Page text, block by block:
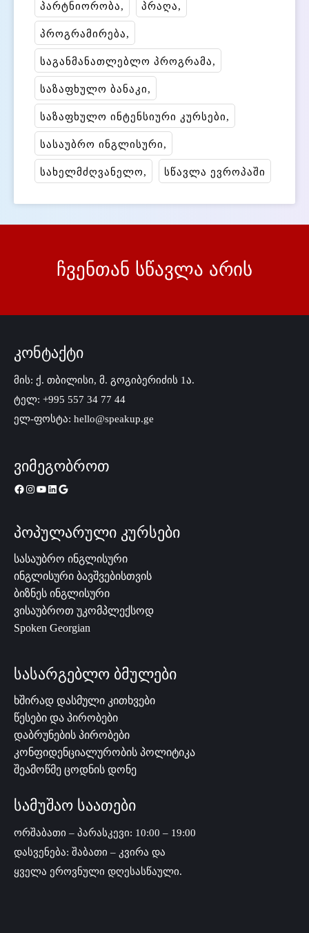
პარტნიორობა პრაღა
პროგრამირება
საგანმანათლებლო პროგრამა
საზაფხულო ბანაკი
საზაფხულო ინტენსიური კურსები
სასაუბრო ინგლისური
სახელმძღვანელო სწავლა ევროპაში
ჩვენთან სწავლა არის
კონტაქტი
მის: ქ. თბილისი, მ. გოგიბერიძის 1ა.
ტელ: +995 557 34 77 44
ელ-ფოსტა: hello@speakup.ge
ვიმეგობროთ
პოპულარული კურსები
სასაუბრო ინგლისური
ინგლისური ბავშვებისთვის
ბიზნეს ინგლისური
ვისაუბროთ უკომპლექსოდ
Spoken Georgian
სასარგებლო ბმულები
ხშირად დასმული კითხვები
წესები და პირობები
დაბრუნების პირობები
კონფიდენციალურობის პოლიტიკა
შეამოწმე ცოდნის დონე
სამუშაო საათები
ორშაბათი – პარასკევი: 10:00 – 19:00
დასვენება: შაბათი – კვირა და
ყველა ეროვნული დღესასწაული.